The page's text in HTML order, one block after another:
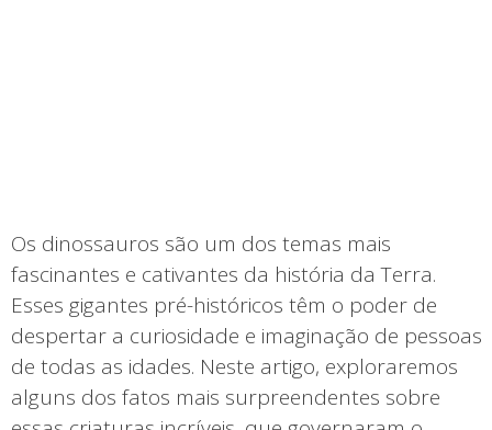
Os dinossauros são um dos temas mais
fascinantes e cativantes da história da Terra.
Esses gigantes pré-históricos têm o poder de
despertar a curiosidade e imaginação de pessoas
de todas as idades. Neste artigo, exploraremos
alguns dos fatos mais surpreendentes sobre